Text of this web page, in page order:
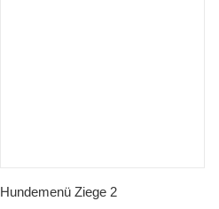
Schnellkauf
Hundemenü Ziege 2